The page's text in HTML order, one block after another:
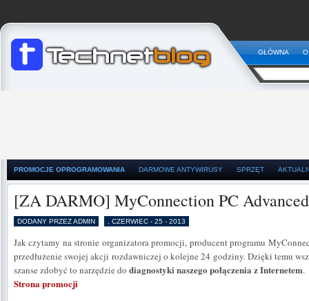
GŁÓWNA
PROMOCJE OPROGRAMOWANIA DARMOWE ANTYWIRUSY SPRZĘT
[ZA DARMO] MyConnection PC
DODANY PRZEZ ADMIN , CZERWIEC - 25 - 2013
Jak czytamy na stronie organizatora promocji, producent programu
przedłużenie swojej akcji rozdawniczej o kolejne 24 godziny. Dzięki temu
szanse zdobyć to narzędzie do diagnostyki naszego połączenia z Internetem.
Strona promocji